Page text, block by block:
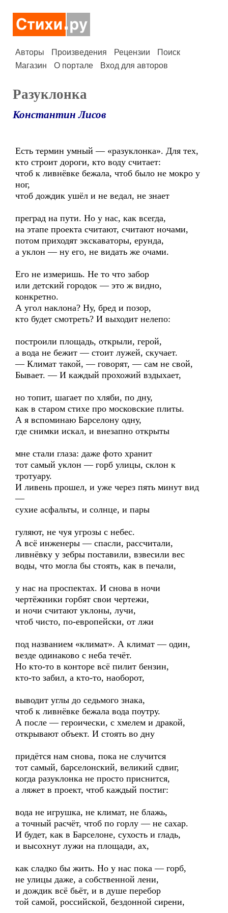
Авторы Произведения Рецензии
Поиск
Магазин
О портале Вход для авторов
Разуклонка
Константин Лисов
Есть термин умный — «разуклонка». Для тех,
кто строит дороги, кто воду считает:
чтоб к ливнёвке бежала, чтоб было не мокро у
ног,
чтоб дождик ушёл и не ведал, не знает
преград на пути. Но у нас, как всегда,
на этапе проекта считают, считают ночами,
потом приходят экскаваторы, ерунда,
а уклон — ну его, не видать же очами.
Его не измеришь. Не то что забор
или детский городок — это ж видно,
конкретно.
А угол наклона? Ну, бред и позор,
кто будет смотреть? И выходит нелепо:
построили площадь, открыли, герой,
а вода не бежит — стоит лужей, скучает.
— Климат такой, — говорят, — сам не свой,
Бывает. — И каждый прохожий вздыхает,
но топит, шагает по хляби, по дну,
как в старом стихе про московские плиты.
А я вспоминаю Барселону одну,
где снимки искал, и внезапно открыты
мне стали глаза: даже фото хранит
тот самый уклон — горб улицы, склон к
тротуару.
И ливень прошел, и уже через пять минут вид
—
сухие асфальты, и солнце, и пары
гуляют, не чуя угрозы с небес.
А всё инженеры — спасли, рассчитали,
ливнёвку у зебры поставили, взвесили вес
воды, что могла бы стоять, как в печали,
у нас на проспектах. И снова в ночи
чертёжники горбят свои чертежи,
и ночи считают уклоны, лучи,
чтоб чисто, по-европейски, от лжи
под названием «климат». А климат — один,
везде одинаково с неба течёт.
Но кто-то в конторе всё пилит бензин,
кто-то забил, а кто-то, наоборот,
выводит углы до седьмого знака,
чтоб к ливнёвке бежала вода поутру.
А после — героически, с хмелем и дракой,
открывают объект. И стоять во дну
придётся нам снова, пока не случится
тот самый, барселонский, великий сдвиг,
когда разуклонка не просто приснится,
а ляжет в проект, чтоб каждый постиг:
вода не игрушка, не климат, не блажь,
а точный расчёт, чтоб по горлу — не сахар.
И будет, как в Барселоне, сухость и гладь,
и высохнут лужи на площади, ах,
как сладко бы жить. Но у нас пока — горб,
не улицы даже, а собственной лени,
и дождик всё бьёт, и в душе перебор
той самой, российской, бездонной сирени,